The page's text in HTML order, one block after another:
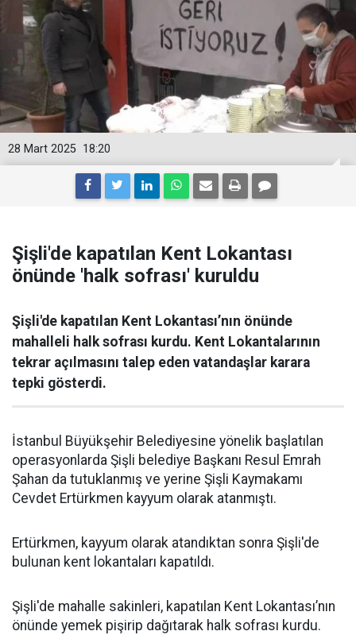
18:20
28 Mart 2025
Şişli'de kapatılan Kent Lokantası
önünde 'halk sofrası' kuruldu
Şişli'de kapatılan Kent Lokantası’nın önünde
mahalleli halk sofrası kurdu. Kent Lokantalarının
tekrar açılmasını talep eden vatandaşlar karara
tepki gösterdi.
İstanbul Büyükşehir Belediyesine yönelik başlatılan
operasyonlarda Şişli belediye Başkanı Resul Emrah
Şahan da tutuklanmış ve yerine Şişli Kaymakamı
Cevdet Ertürkmen kayyum olarak atanmıştı.
Ertürkmen, kayyum olarak atandıktan sonra Şişli'de
bulunan kent lokantaları kapatıldı.
Şişli'de mahalle sakinleri, kapatılan Kent Lokantası’nın
önünde yemek pişirip dağıtarak halk sofrası kurdu.